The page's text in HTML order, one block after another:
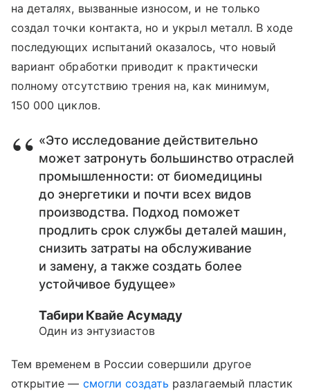
на деталях, вызванные износом, и не только
создал точки контакта, но и укрыл металл. В ходе
последующих испытаний оказалось, что новый
вариант обработки приводит к практически
полному отсутствию трения на, как минимум,
150 000 циклов.
«Это исследование действительно
может затронуть большинство отраслей
промышленности: от биомедицины
до энергетики и почти всех видов
производства. Подход поможет
продлить срок службы деталей машин,
снизить затраты на обслуживание
и замену, а также создать более
устойчивое будущее»
Табири Квайе Асумаду
Один из энтузиастов
Тем временем в России совершили другое
открытие — смогли создать разлагаемый пластик